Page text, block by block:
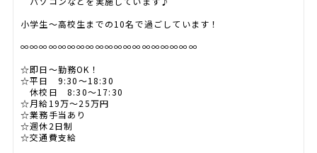
小学生～高校生までの10名で過ごしています！
∞∞∞∞∞∞∞∞∞∞∞∞∞∞∞∞∞∞∞
☆即日～勤務OK！
☆平日 9:30～18:30
休校日 8:30～17:30
☆月給19万～25万円
☆業務手当あり
☆週休2日制
☆交通費支給